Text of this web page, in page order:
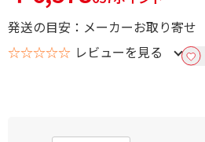
発送の目安：メーカーお取り寄せ
☆☆☆☆☆ レビューを見る